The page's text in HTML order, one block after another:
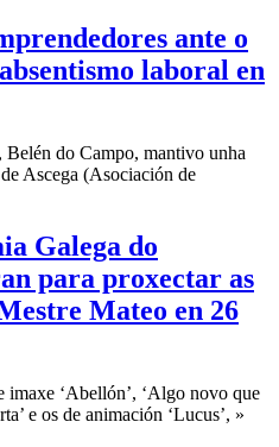
ante o
laboral en
do Campo, mantivo unha
Ascega (Asociación de
Galega do
para proxectar as
Mateo en 26
‘Abellón’, ‘Algo novo que
e os de animación ‘Lucus’, »